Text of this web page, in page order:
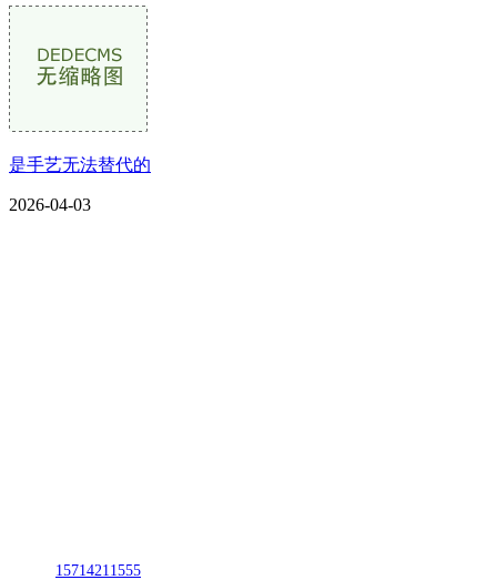
是手艺无法替代的
2026-04-03
15714211555